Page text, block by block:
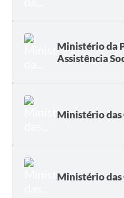
Ministério da
Assistência
Ministério das
Ministério das